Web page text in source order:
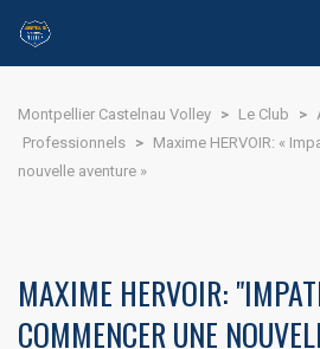
Montpellier Castelnau Volley > Le Club >
Professionnels > Maxime HERVOIR: «
nouvelle aventure »
MAXIME HERVOIR:
COMMENCER UNE